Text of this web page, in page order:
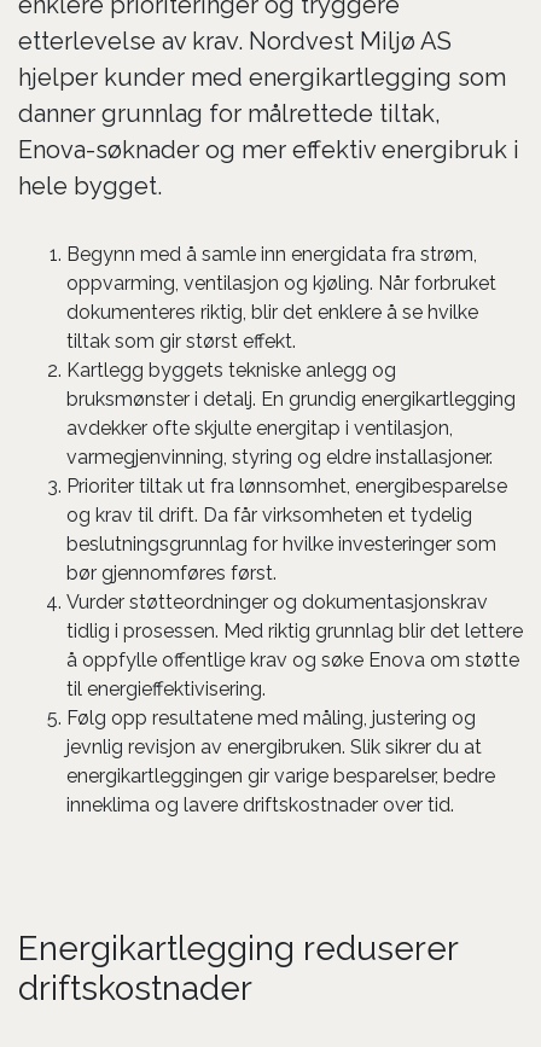
etterlevelse av krav. Nordvest Miljø AS
hjelper kunder med energikartlegging som
danner grunnlag for målrettede tiltak,
Enova-søknader og mer effektiv energibruk i
hele bygget.
Begynn med å samle inn energidata fra strøm,
oppvarming, ventilasjon og kjøling. Når forbruket
dokumenteres riktig, blir det enklere å se hvilke
tiltak som gir størst effekt.
Kartlegg byggets tekniske anlegg og
bruksmønster i detalj. En grundig energikartlegging
avdekker ofte skjulte energitap i ventilasjon,
varmegjenvinning, styring og eldre installasjoner.
Prioriter tiltak ut fra lønnsomhet, energibesparelse
og krav til drift. Da får virksomheten et tydelig
beslutningsgrunnlag for hvilke investeringer som
bør gjennomføres først.
Vurder støtteordninger og dokumentasjonskrav
tidlig i prosessen. Med riktig grunnlag blir det lettere
å oppfylle offentlige krav og søke Enova om støtte
til energieffektivisering.
Følg opp resultatene med måling, justering og
jevnlig revisjon av energibruken. Slik sikrer du at
energikartleggingen gir varige besparelser, bedre
inneklima og lavere driftskostnader over tid.
Energikartlegging reduserer
driftskostnader